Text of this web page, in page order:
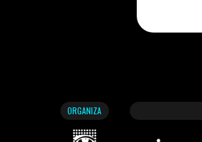
ORGANIZA